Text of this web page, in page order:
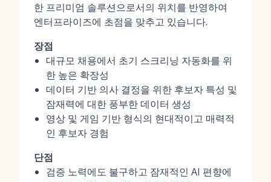
한 프리미엄 솔루션으로서의 위치를 반영하여
엔터프라이즈에 초점을 맞추고 있습니다.
장점
대규모 채용에서 초기 스크리닝 자동화를 위
한 높은 확장성
데이터 기반 의사 결정을 위한 후보자 특성 및
잠재력에 대한 풍부한 데이터 생성
영상 및 게임 기반 형식의 현대적이고 매력적
인 후보자 경험
단점
검증 노력에도 불구하고 잠재적인 AI 편향에